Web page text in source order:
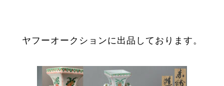
ヤフーオークションに出品しております。